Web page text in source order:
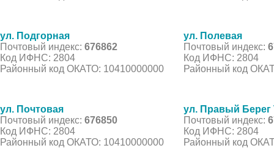
ул. Подгорная
Почтовый индекс: 676862
Код ИФНС: 2804
Районный код ОКАТО: 10410000000
ул. Полевая
Почтовый индекс:
Код ИФНС: 2804
Районный код
ул. Почтовая
Почтовый индекс: 676850
Код ИФНС: 2804
Районный код ОКАТО: 10410000000
ул. Правый Берег
Почтовый индекс:
Код ИФНС: 2804
Районный код